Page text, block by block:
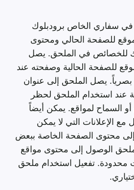
في سفاري الخاص برودبلوك
للصفحة الحالي ومحتوى
للخصائص في الملحق. يصل
للصفحة الحالية وصفحته عند
يصل الملحق إلى عنوان
عند استخدام الملحق لحظر
أو السماح لمواقع. يمكن أيضاً
مع الإعلانات التي لا يمكن
محتوى الصفحة الخاصة ببعض
الوصول إلى محتوى مواقع
محدودة. تفعيل استخدام ملحق